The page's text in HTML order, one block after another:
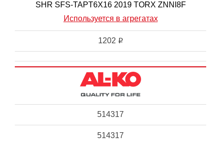
SHR SFS-TAPT6X16 2019 TORX ZNNI8F
Используется в агрегатах
1202 i
514317
514317